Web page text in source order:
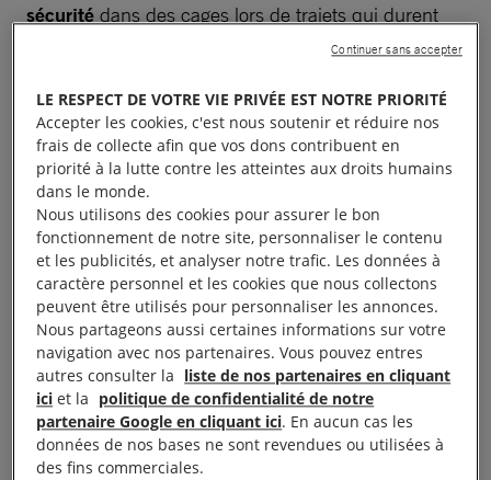
sécurité dans des cages lors de trajets qui durent
Des conditions de
transport extrêmes
Sans climatisation ni chauffage,ces enfants
souffrent en cas de températures extrêmes. Traiter
les mineurs de cette façon est contraire aux normes
internationales ,et le transport de personnes à bord
de véhicules motorisés sans ceinture de sécurité est
interdit par la législation australienne. Cependant,
lorsque nous avons soulevé ce problème auprès des
LE RESPECT DE VOTRE VIE PRIVÉE EST NOTRE PRIORITÉ
Accepter les cookies, c'est nous soutenir et réduire nos
frais de collecte afin que vos dons contribuent en
priorité à la lutte contre les atteintes aux droits humains
dans le monde.
Nous utilisons des cookies pour assurer le bon
fonctionnement de notre site, personnaliser le contenu
et les publicités, et analyser notre trafic. Les données à
caractère personnel et les cookies que nous collectons
peuvent être utilisés pour personnaliser les annonces.
Nous partageons aussi certaines informations sur votre
navigation avec nos partenaires. Vous pouvez entres
autres consulter la liste de nos partenaires en cliquant
ici et la politique de confidentialité de notre
partenaire Google en cliquant ici. En aucun cas les
données de nos bases ne sont revendues ou utilisées à
des fins commerciales.
Continuer sans accepter